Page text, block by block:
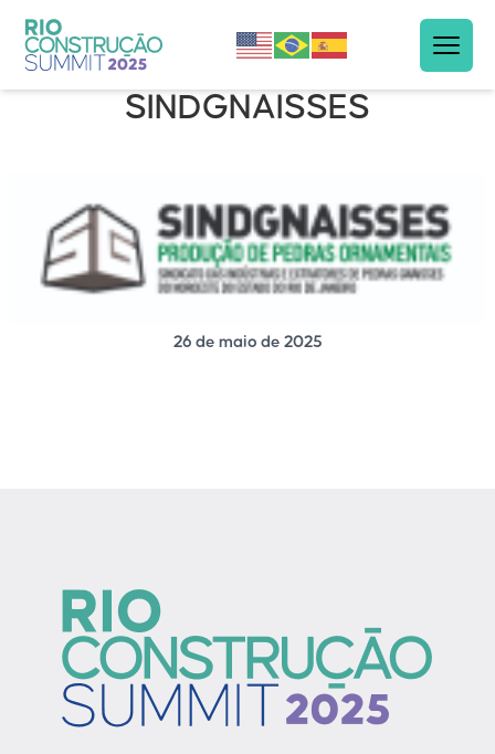
SINDGNAISSES
26 de maio de 2025